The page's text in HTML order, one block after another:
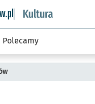
wroclaw.pl
Polecamy